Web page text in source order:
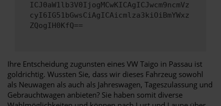
ICJ0aW1lb3V0IjogMCwKICAgICJwcm9ncmVz
cyI6IG51bGwsCiAgICAicmlza3kiOiBmYWxz
ZQogIH0KfQ==
Ihre Entscheidung zugunsten eines VW Taigo in Passau ist
goldrichtig. Wussten Sie, dass wir dieses Fahrzeug sowohl
als Neuwagen als auch als Jahreswagen, Tageszulassung und
Gebrauchtwagen anbieten? Sie haben somit diverse